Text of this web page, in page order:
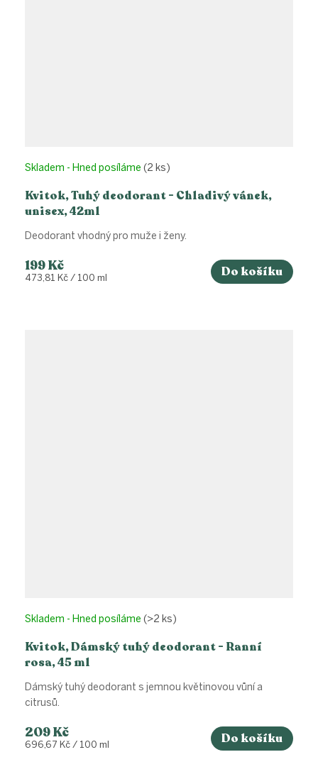
Kvitok, Tuhý deodorant - Chladivý vánek,
unisex, 42ml
Skladem - Hned posíláme (2 ks)
199 Kč
Měrná
473,81 Kč / 100 ml Do košíku
Deodorant vhodný pro muže i ženy.
Kvitok, Dámský tuhý deodorant - Ranní
rosa, 45 ml
Skladem - Hned posíláme (>2 ks)
209 Kč
Měrná
696,67 Kč / 100 ml Do košíku
Dámský tuhý deodorant s jemnou květinovou vůní a
citrusů.